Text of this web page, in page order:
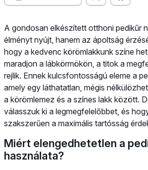
A gondosan elkészített otthoni pedikűr
élményt nyújt, hanem az ápoltság
hogy a kedvenc körömlakkunk színe
maradjon a lábkörmökön, a titok a
rejlik. Ennek kulcsfontosságú eleme a
amely egy láthatatlan, mégis
a körömlemez és a színes lakk között.
válasszuk ki a legmegfelelőbbet, és
szakszerűen a maximális tartósság
Miért elengedhetetlen a
használata?